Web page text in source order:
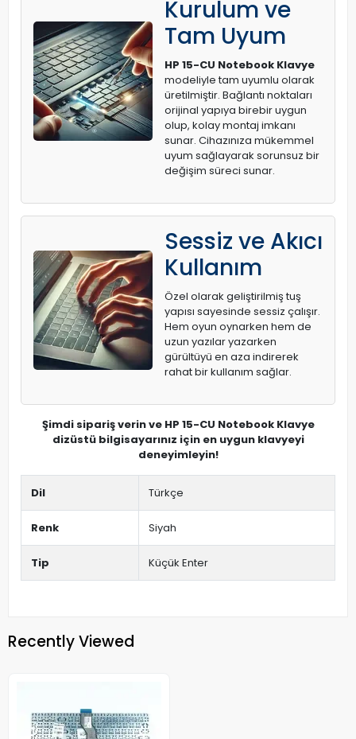
Kurulum ve
Tam Uyum
HP 15-CU Notebook Klavye
modeliyle tam uyumlu olarak
üretilmiştir. Bağlantı noktaları
orijinal yapıya birebir uygun
olup, kolay montaj imkanı
sunar. Cihazınıza mükemmel
uyum sağlayarak sorunsuz bir
değişim süreci sunar.
Sessiz ve Akıcı
Kullanım
Özel olarak geliştirilmiş tuş
yapısı sayesinde sessiz çalışır.
Hem oyun oynarken hem de
uzun yazılar yazarken
gürültüyü en aza indirerek
rahat bir kullanım sağlar.
Şimdi sipariş verin ve HP 15-CU Notebook Klavye
dizüstü bilgisayarınız için en uygun klavyeyi
deneyimleyin!
Dil Türkçe
Renk Siyah
Tip Küçük Enter
Recently Viewed